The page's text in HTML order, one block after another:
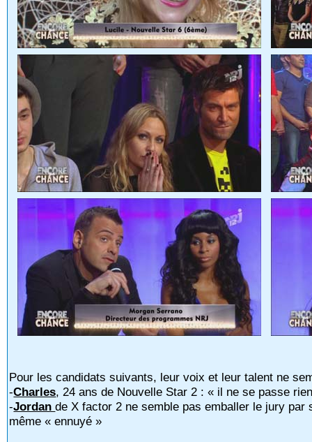
Pour les candidats suivants, leur voix et leur talent ne
-Charles, 24 ans de Nouvelle Star 2 : « il ne se passe
-Jordande X factor 2 ne semble pas emballer le jury
même « ennuyé »